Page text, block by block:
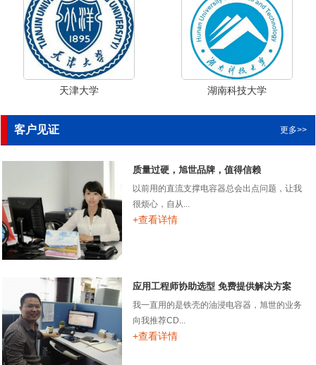
天津大学 湖南科技大学
客户见证 更多>>
质量过硬，旭世品牌，值得信赖
以前用的直流支撑电容器总会出点问题，让我
很烦心，自从...
+查看详情
应用工程师协助选型 免费提供解决方案
我一直用的是铁壳的油浸电容器，旭世的业务
向我推荐CD...
+查看详情